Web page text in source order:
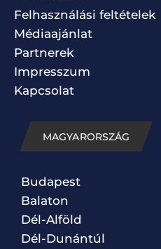
Felhasználási feltételek
Médiaajánlat
Partnerek
Impresszum
Kapcsolat
MAGYARORSZÁG
Budapest
Balaton
Dél-Alföld
Dél-Dunántúl